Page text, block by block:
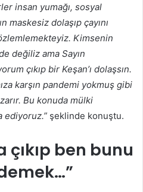
insan yumağı, sosyal
maskesiz dolaşıp çayını
Kimsenin
değiliz ama Sayın
çıkıp bir Keşan’ı dolaşsın.
karşın pandemi yokmuş gibi
Bu konuda mülki
ediyoruz.” şeklinde konuştu.
çıkıp ben bunu